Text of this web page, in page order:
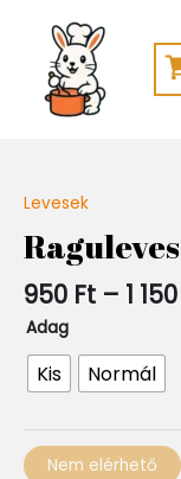
content
Levesek
Raguleves
950 Ft – 1 150
Adag
Kis Normál
Nem elérhető